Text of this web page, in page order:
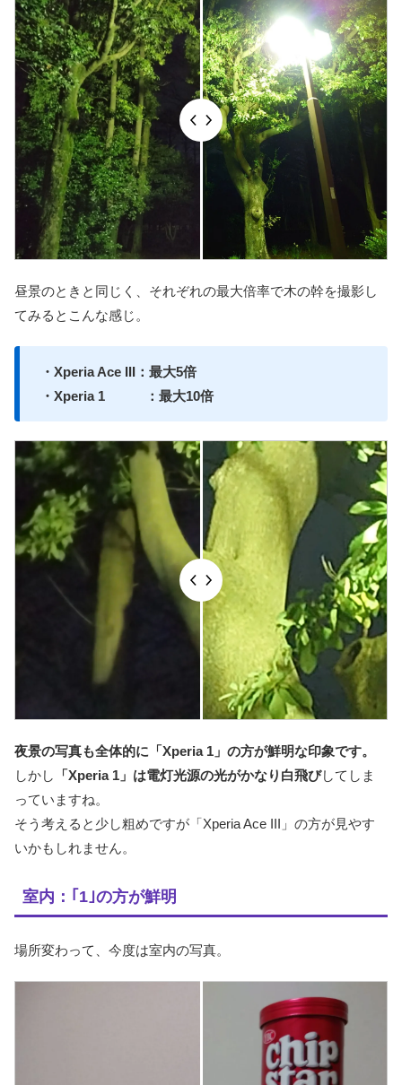
昼景のときと同じく、それぞれの最大倍率で木の幹を撮影し
てみるとこんな感じ。
・Xperia Ace III：最大5倍
・Xperia 1 ：最大10倍
夜景の写真も全体的に「Xperia 1」の方が鮮明な印象です。
しかし
「Xperia 1」は電灯光源の光がかなり白飛びしてしま
っていますね。
そう考えると少し粗めですが「Xperia Ace III」の方が見やす
いかもしれません。
室内：｢1｣の方が鮮明
場所変わって、今度は室内の写真。